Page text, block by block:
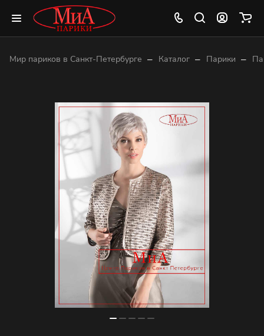
Мир париков в Санкт-Петербурге – Каталог – Парики –